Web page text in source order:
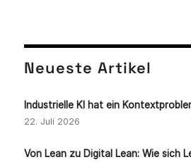
Neueste Artikel
Industrielle KI hat ein
22. Juli 2026
Von Lean zu Digital Lean: Wie sich